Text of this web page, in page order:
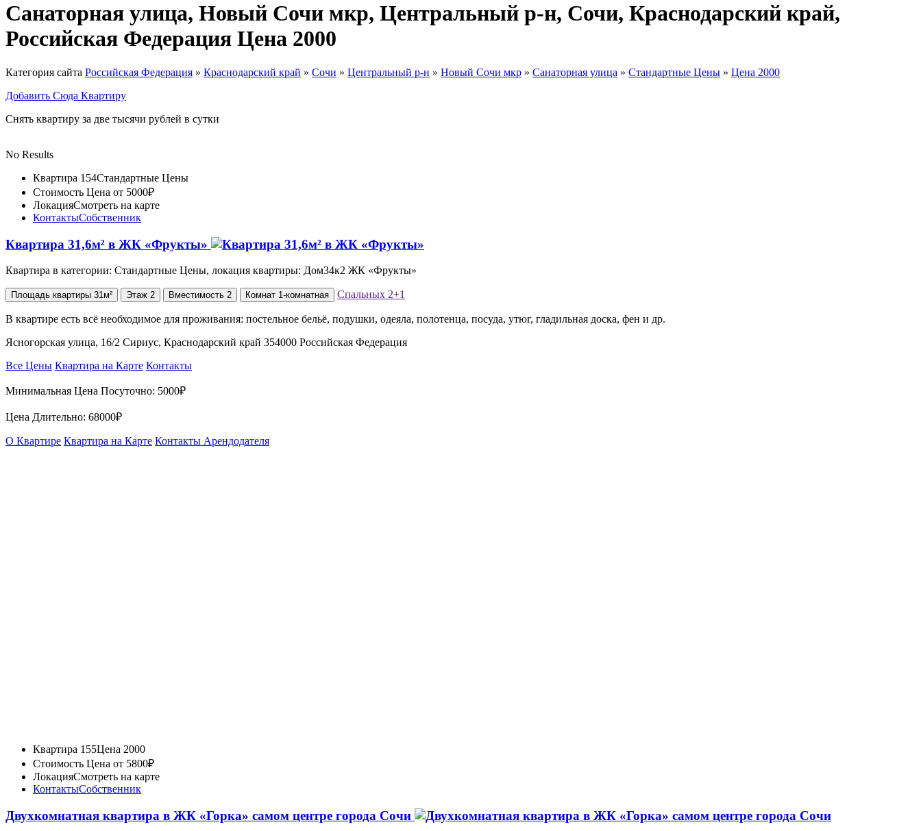
Санаторная улица, Новый Сочи мкр, Центральный р-н, Сочи, Краснодарский край,
Российская Федерация Цена 2000
Категория сайта Российская Федерация » Краснодарский край » Сочи » Центральный р-н » Новый Сочи мкр » Санаторная улица » Стандартные Цены » Цена 2000
Добавить Сюда Квартиру
Снять квартиру за две тысячи рублей в сутки
No Results
Квартира 154Стандартные Цены
Стоимость Цена от 5000₽
ЛокацияСмотреть на карте
КонтактыСобственник
Квартира 31,6м² в ЖК «Фрукты»
Квартира в категории: Стандартные Цены, локация квартиры: Дом34к2 ЖК «Фрукты»
Площадь квартиры 31м² Этаж 2 Вместимость 2 Комнат 1-комнатная Спальных 2+1
В квартире есть всё необходимое для проживания: постельное бельё, подушки, одеяла, полотенца, посуда, утюг, гладильная доска, фен и др.
Ясногорская улица, 16/2 Сириус, Краснодарский край 354000 Российская Федерация
Все Цены Квартира на Карте Контакты
Минимальная Цена Посуточно: 5000₽
Цена Длительно: 68000₽
О Квартире Квартира на Карте Контакты Арендодателя
Квартира 155Цена 2000
Стоимость Цена от 5800₽
ЛокацияСмотреть на карте
КонтактыСобственник
Двухкомнатная квартира в ЖК «Горка» самом центре города Сочи